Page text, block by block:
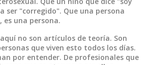
ser "corregido". Que una persona
es una persona.
no son artículos de teoría. Son
que viven esto todos los días.
por entender. De profesionales que